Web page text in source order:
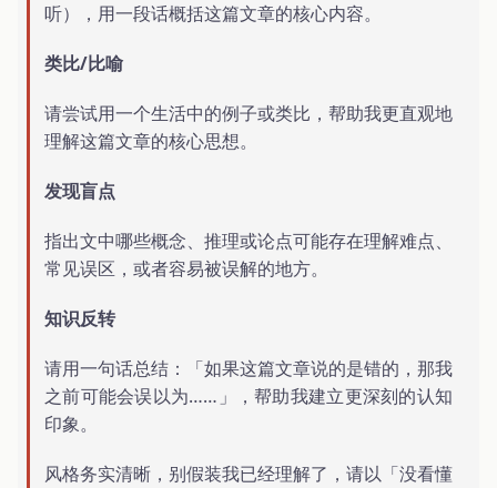
听），用一段话概括这篇文章的核心内容。
类比/比喻
请尝试用一个生活中的例子或类比，帮助我更直观地
理解这篇文章的核心思想。
发现盲点
指出文中哪些概念、推理或论点可能存在理解难点、
常见误区，或者容易被误解的地方。
知识反转
请用一句话总结：「如果这篇文章说的是错的，那我
之前可能会误以为……」，帮助我建立更深刻的认知
印象。
风格务实清晰，别假装我已经理解了，请以「没看懂